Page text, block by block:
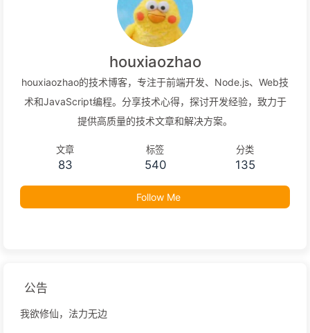
houxiaozhao
houxiaozhao的技术博客，专注于前端开发、Node.js、Web技
术和JavaScript编程。分享技术心得，探讨开发经验，致力于
提供高质量的技术文章和解决方案。
文章
83
标签
540
分类
135
Follow Me
公告
我欲修仙，法力无边